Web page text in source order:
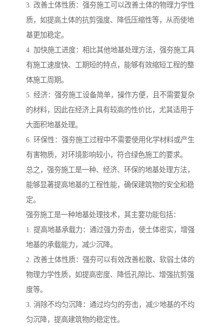
3. 改善土体性质：强夯施工可以改善土体的物理力学性
质，如提高土体的抗剪强度、降低压缩性等，从而使地
基更加稳定。
4. 加快施工进度：相比其他地基处理方法，强夯施工具
有施工速度快、工期短的特点，能够有效缩短工程的整
体施工周期。
5. 经济：强夯施工设备简单，操作方便，且不需要复杂
的材料，因此在经济上具有较高的性价比，尤其适用于
大面积地基处理。
6. 环保性：强夯施工过程中不需要使用化学材料或产生
有害物质，对环境影响较小，符合绿色施工的要求。
总之，强夯施工是一种、经济、环保的地基处理方法，
能够显著提高地基的工程性能，确保建筑物的安全和稳
定。
强夯施工是一种地基处理技术，其主要功能包括：
1. 提高地基承载力：通过强力夯击，使土体密实，增强
地基的承载能力，减少沉降。
2. 改善土体性质：强夯可以有效改善松散、软弱土体的
物理力学性质，如提高密度、降低孔隙比、增强抗剪强
度等。
3. 消除不均匀沉降：通过均匀的夯击，减少地基的不均
匀沉降，提高建筑物的稳定性。